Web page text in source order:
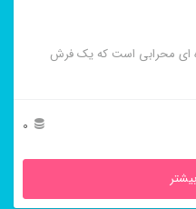
ای محرابی است که یک فرش
0